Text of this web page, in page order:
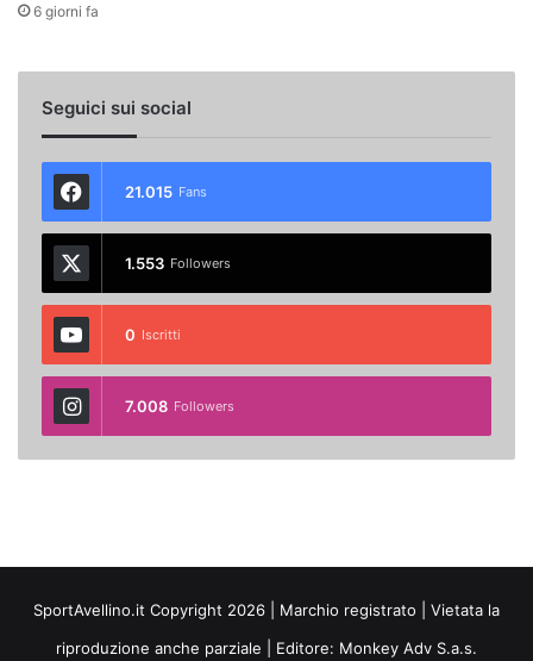
6 giorni fa
Seguici sui social
21.015 Fans
1.553 Followers
0 Iscritti
7.008 Followers
SportAvellino.it Copyright 2026 | Marchio registrato | Vietata la
riproduzione anche parziale | Editore: Monkey Adv S.a.s.